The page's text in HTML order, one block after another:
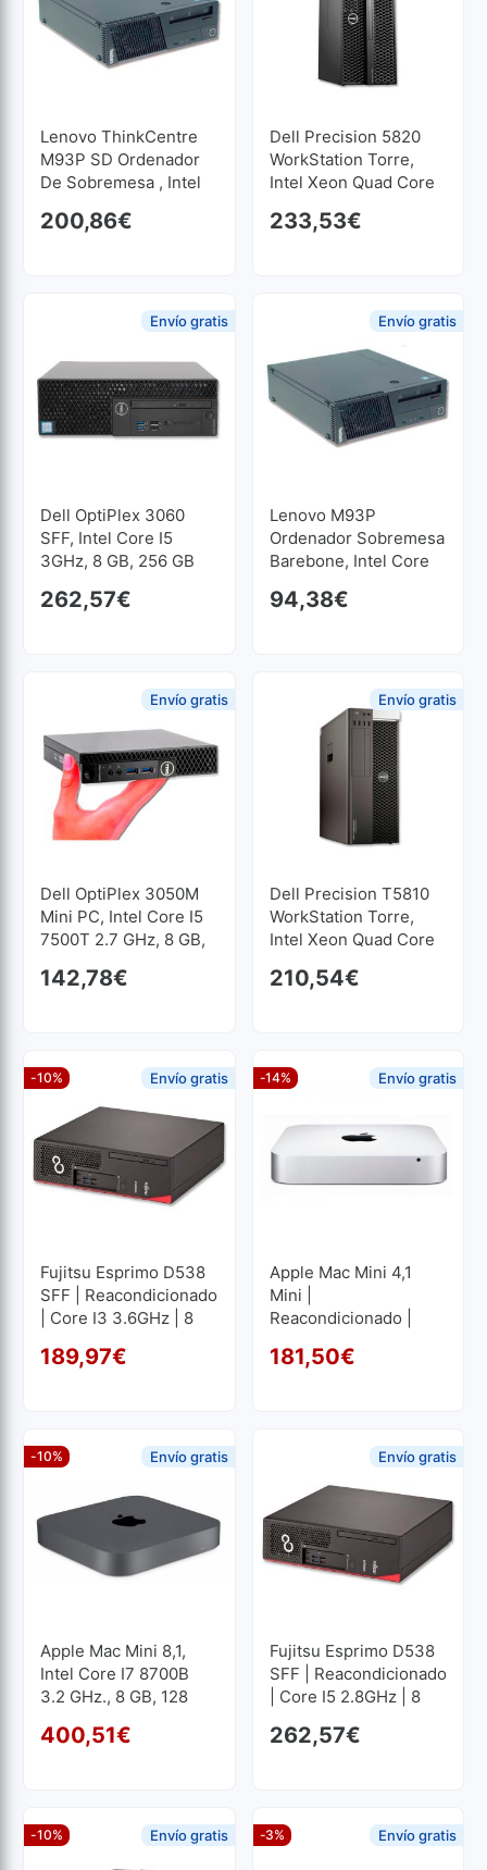
Lenovo ThinkCentre
M93P SD Ordenador
De Sobremesa , Intel
16 GB, 500 GB SSD
200,86€
Dell Precision 5820
WorkStation Torre,
Intel Xeon Quad Core
GB, 512 GB SSD
233,53€
Dell OptiPlex 3060
SFF, Intel Core I5
3GHz, 8 GB, 256 GB
262,57€
Envío gratis
Lenovo M93P
Ordenador Sobremesa
Barebone, Intel Core
94,38€
Envío gratis
Dell OptiPlex 3050M
Mini PC, Intel Core I5
7500T 2.7 GHz, 8 GB,
142,78€
Envío gratis
Dell Precision T5810
WorkStation Torre,
Intel Xeon Quad Core
GB, 240 GB SSD
210,54€
Envío gratis
Fujitsu Esprimo D538
SFF | Reacondicionado
| Core I3 3.6GHz | 8
El precio original era:
189,97€
El precio actual es:
-10% Envío gratis
Apple Mac Mini 4,1
Mini |
Reacondicionado |
8 GB RAM | 320 GB
181,50€
-14% Envío gratis
Apple Mac Mini 8,1,
Intel Core I7 8700B
3.2 GHz., 8 GB, 128
El precio original era:
400,51€
El precio actual es:
-10% Envío gratis
Fujitsu Esprimo D538
SFF | Reacondicionado
| Core I5 2.8GHz | 8
262,57€
Envío gratis
-10% Envío gratis -3% Envío gratis